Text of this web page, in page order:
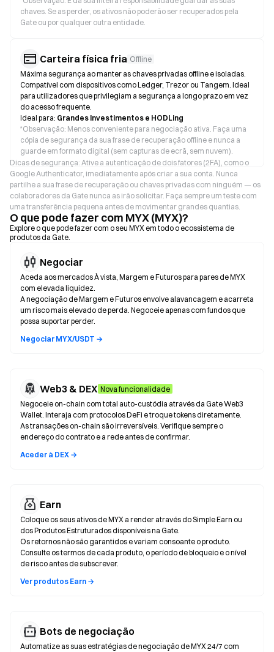
chaves. Se as perder, os ativos não poderão ser recuperados pela
Gate ou por qualquer outra entidade.
Carteira física fria Offline
Máxima segurança ao manter as chaves privadas offline e isoladas.
Compatível com dispositivos como Ledger, Trezor ou Tangem. Ideal
para utilizadores que privilegiam a segurança a longo prazo em vez
do acesso frequente.
Ideal para: Grandes Investimentos e HODLing
*Observação: Menos conveniente para negociação ativa. Faça uma
cópia de segurança da sua frase de recuperação offline e nunca a
guarde em formato digital (sem capturas de ecrã, sem nuvem).
Dicas de segurança: Ative a autenticação de dois fatores (2FA), como o
Google Authenticator, imediatamente após criar a sua conta. Nunca
partilhe a sua frase de recuperação ou chaves privadas com ninguém — os
colaboradores da Gate nunca as irão solicitar. Faça sempre um teste com
uma transferência pequena antes de movimentar grandes quantias.
O que pode fazer com MYX (MYX)?
Explore o que pode fazer com o seu MYX em todo o ecossistema de
produtos da Gate.
Negociar
Aceda aos mercados À vista, Margem e Futuros para pares de MYX
com elevada liquidez.
A negociação de Margem e Futuros envolve alavancagem e acarreta
um risco mais elevado de perda. Negoceie apenas com fundos que
possa suportar perder.
Negociar MYX/USDT →
Web3 & DEX Nova funcionalidade
Negoceie on-chain com total auto-custódia através da Gate Web3
Wallet. Interaja com protocolos DeFi e troque tokens diretamente.
As transações on-chain são irreversíveis. Verifique sempre o
endereço do contrato e a rede antes de confirmar.
Aceder à DEX →
Earn
Coloque os seus ativos de MYX a render através do Simple Earn ou
dos Produtos Estruturados disponíveis na Gate.
Os retornos não são garantidos e variam consoante o produto.
Consulte os termos de cada produto, o período de bloqueio e o nível
de risco antes de subscrever.
Ver produtos Earn →
Bots de negociação
Automatize as suas estratégias de negociação de MYX 24/7 com